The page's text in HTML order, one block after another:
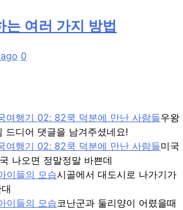
는 여러 가지 방법
0
여행기 02: 82쿡 덕분에 만난 사람들우왕
드디어 댓글을 남겨주셨네요!
여행기 02: 82쿡 덕분에 만난 사람들미국
나오면 정말정말 바쁜데
이들의 모습시골에서 대도시로 나가기가
이들의 모습코난군과 둘리양이 어렸을때